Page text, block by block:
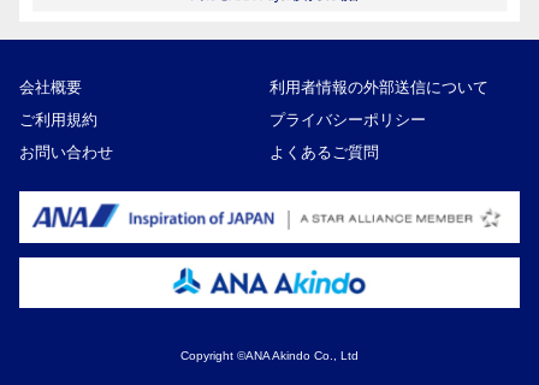
会社概要
利用者情報の外部送信について
ご利用規約
プライバシーポリシー
お問い合わせ
よくあるご質問
Copyright ©ANA Akindo Co., Ltd